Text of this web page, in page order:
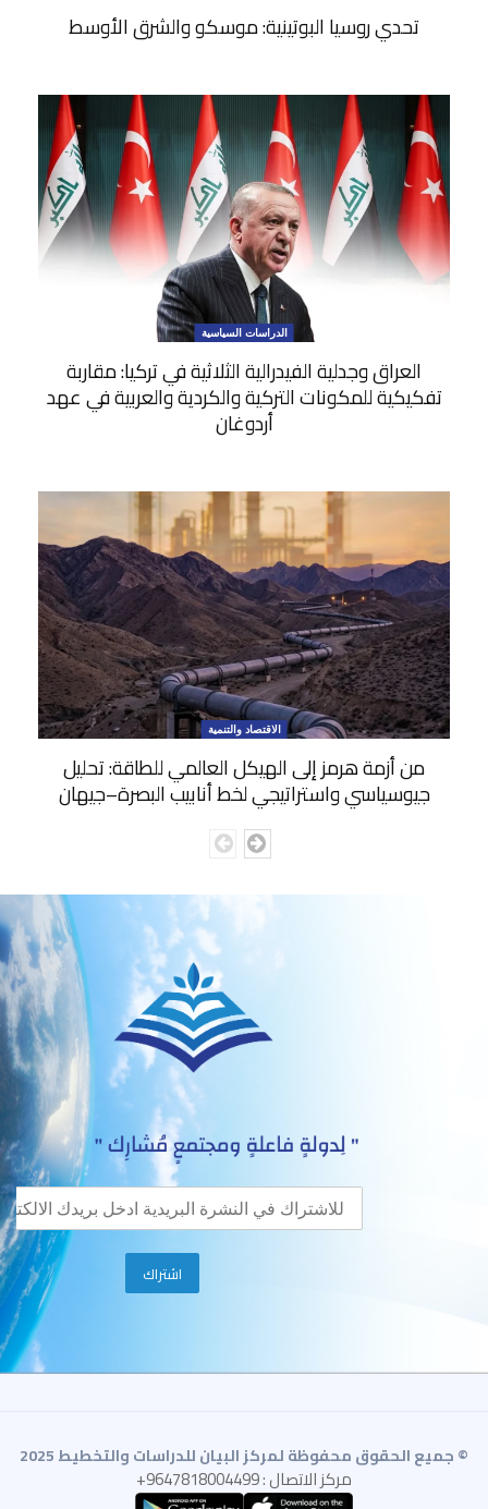
تحدي روسيا البوتينية: موسكو والشرق الأوسط
الدراسات السياسية
العراق وجدلية الفيدرالية الثلاثية في تركيا: مقاربة
تفكيكية للمكونات التركية والكردية والعربية في عهد
أردوغان
الاقتصاد والتنمية
من أزمة هرمز إلى الهيكل العالمي للطاقة: تحليل
جيوسياسي واستراتيجي لخط أنابيب البصرة–جيهان
© جميع الحقوق محفوظة لمركز البيان للدراسات والتخطيط 2025
مركز الاتصال : 9647818004499+